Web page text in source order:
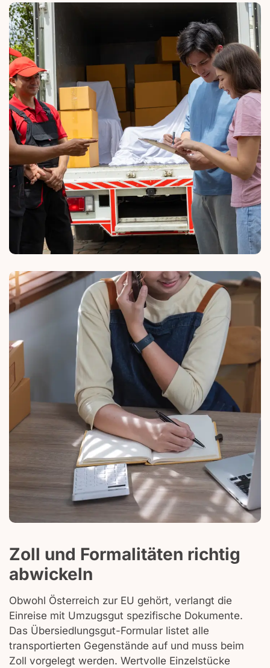
Zoll und Formalitäten richtig
abwickeln
Obwohl Österreich zur EU gehört, verlangt die
Einreise mit Umzugsgut spezifische Dokumente.
Das Übersiedlungsgut-Formular listet alle
transportierten Gegenstände auf und muss beim
Zoll vorgelegt werden. Wertvolle Einzelstücke